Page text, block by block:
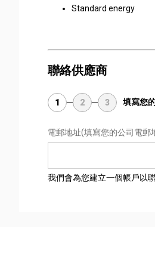
Standard energy
聯絡供應商
1 2 3 填寫您
電郵地址(填寫您的公司電郵
我們會為您建立一個帳戶以